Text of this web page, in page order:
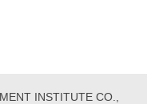
INSTITUTE CO.,